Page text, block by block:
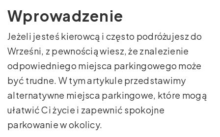
Wprowadzenie
Jeżeli jesteś kierowcą i często podróżujesz do
Wrześni, z pewnością wiesz, że znalezienie
odpowiedniego miejsca parkingowego może
być trudne. W tym artykule przedstawimy
alternatywne miejsca parkingowe, które mogą
ułatwić Ci życie i zapewnić spokojne
parkowanie w okolicy.